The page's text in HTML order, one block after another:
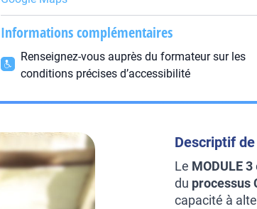
Informations complémentaires
Renseignez-vous auprès du formateur sur les
conditions précises d’accessibilité
Descriptif
Le MODULE 3
du processus
capacité à